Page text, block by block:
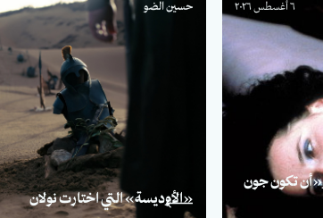
٦ أغسطس ٢٠٢٦
تكون جون
حسين الضو
«الأوديسة» التي اختارت نولان